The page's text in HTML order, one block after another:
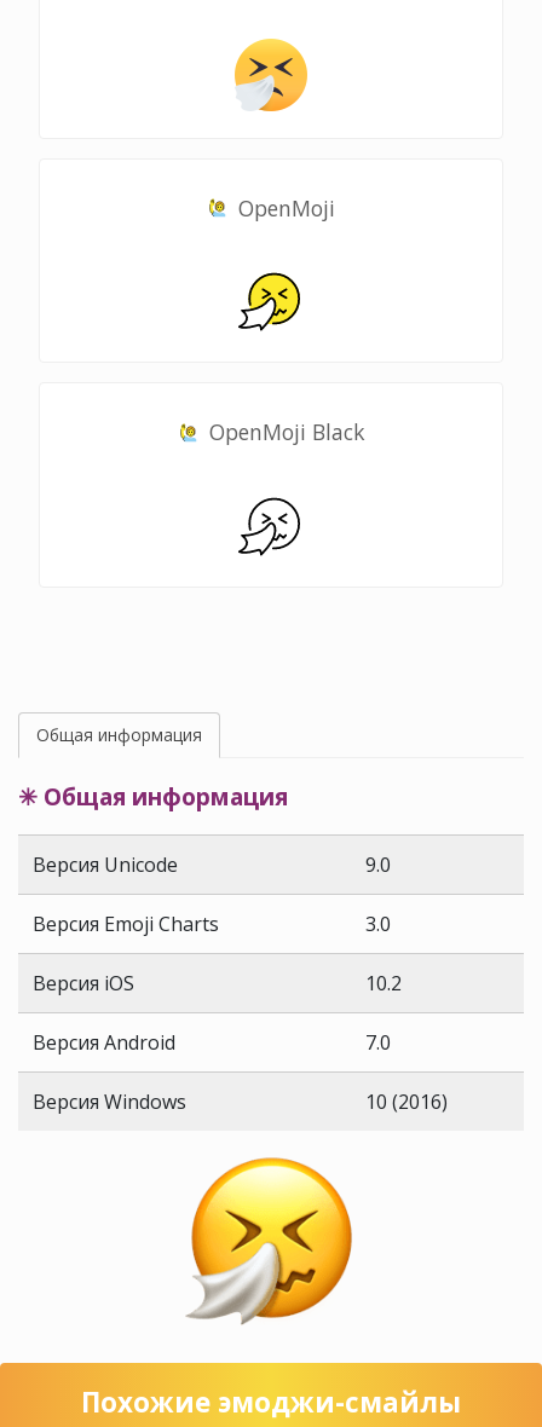
OpenMoji
OpenMoji Black
Общая информация
✳ Общая информация
Версия Unicode 9.0
Версия Emoji Charts 3.0
Версия iOS 10.2
Версия Android 7.0
Версия Windows 10 (2016)
Похожие эмоджи-смайлы